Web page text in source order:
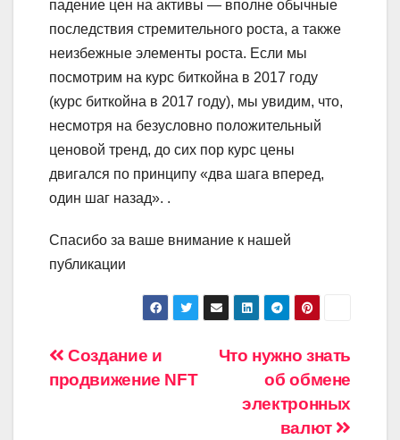
падение цен на активы — вполне обычные
последствия стремительного роста, а также
неизбежные элементы роста. Если мы
посмотрим на курс биткойна в 2017 году
(курс биткойна в 2017 году), мы увидим, что,
несмотря на безусловно положительный
ценовой тренд, до сих пор курс цены
двигался по принципу «два шага вперед,
один шаг назад». .
Спасибо за ваше внимание к нашей
публикации
Навигация
по
Что нужно знать
об обмене
электронных
валют
Создание и
продвижение NFT